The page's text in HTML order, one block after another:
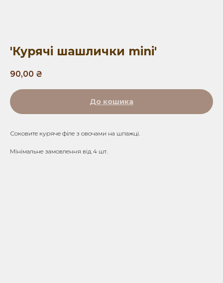
'Курячі шашлички mini'
90,00 ₴
До кошика
Соковите куряче філе з овочами на шпажці.
Мінімальне замовлення від 4 шт.